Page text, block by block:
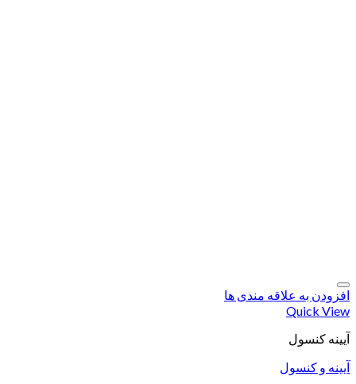
افزودن به علاقه مندی ها
Quick View
آیینه کنسول
آیینه و کنسول